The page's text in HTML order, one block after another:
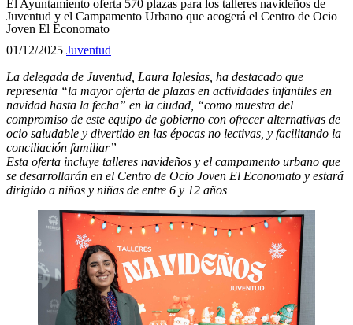
El Ayuntamiento oferta 570 plazas para los talleres navideños de
Juventud y el Campamento Urbano que acogerá el Centro de Ocio
Joven El Economato
01/12/2025 Juventud
La delegada de Juventud, Laura Iglesias, ha destacado que
representa “la mayor oferta de plazas en actividades infantiles en
navidad hasta la fecha” en la ciudad, “como muestra del
compromiso de este equipo de gobierno con ofrecer alternativas de
ocio saludable y divertido en las épocas no lectivas, y facilitando la
conciliación familiar”
Esta oferta incluye talleres navideños y el campamento urbano que
se desarrollarán en el Centro de Ocio Joven El Economato y estará
dirigido a niños y niñas de entre 6 y 12 años